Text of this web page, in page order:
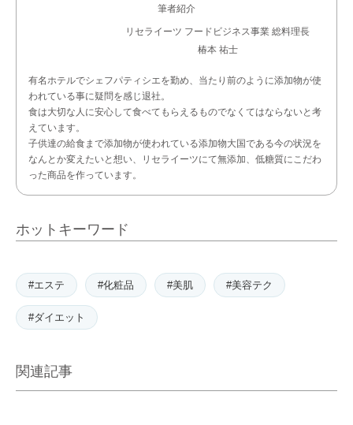
筆者紹介
リセライーツ フードビジネス事業 総料理長
椿本 祐士
有名ホテルでシェフパティシエを勤め、当たり前のように添加物が使
われている事に疑問を感じ退社。
食は大切な人に安心して食べてもらえるものでなくてはならないと考
えています。
子供達の給食まで添加物が使われている添加物大国である今の状況を
なんとか変えたいと想い、リセライーツにて無添加、低糖質にこだわ
った商品を作っています。
ホットキーワード
#エステ #化粧品 #美肌 #美容テク
#ダイエット
関連記事